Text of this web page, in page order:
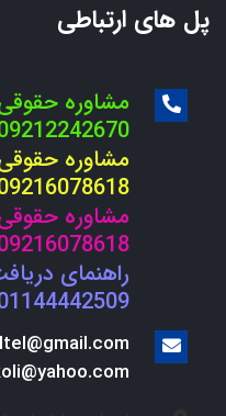
پل های ارتباطی
مشاوره حقوقی 24
مشاوره
مشاوره
راهنمای